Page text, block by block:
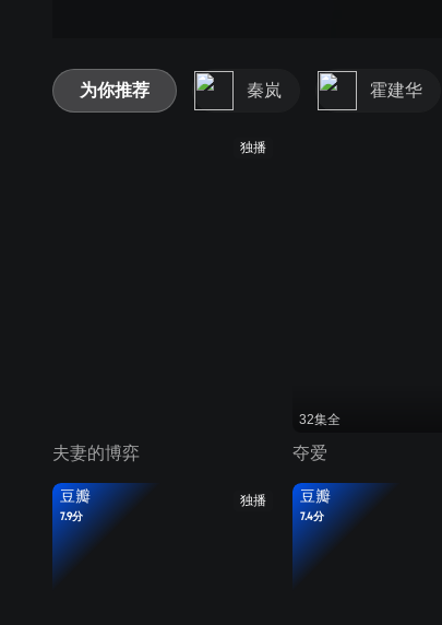
为你推荐 秦岚 霍建华
独播
夫妻的博弈
32集全
夺爱
独播
豆瓣
7.9分
豆瓣
7.4分